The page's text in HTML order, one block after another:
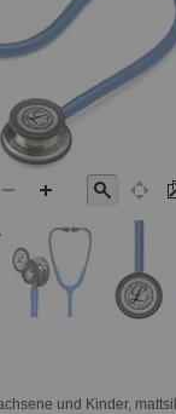
und Kinder,